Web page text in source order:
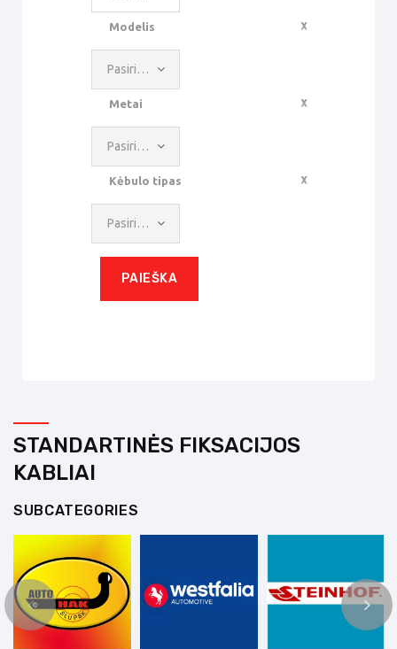
Modelis
Pasirinkite reikšmę
Metai
Pasirinkite reikšmę
Kėbulo tipas
Pasirinkite reikšmę
PAIEŠKA
STANDARTINĖS FIKSACIJOS
KABLIAI
SUBCATEGORIES